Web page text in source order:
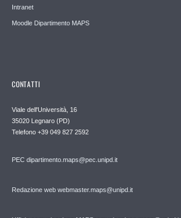
Intranet
Moodle Dipartimento MAPS
CONTATTI
Viale dell'Università, 16
35020 Legnaro (PD)
Telefono +39 049 827 2592
PEC dipartimento.maps@pec.unipd.it
Redazione web webmaster.maps@unipd.it